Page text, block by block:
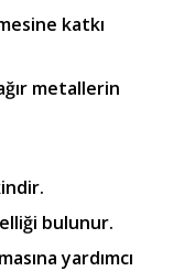
katkı
metallerin
bulunur.
yardımcı